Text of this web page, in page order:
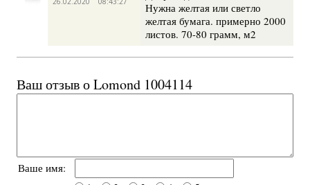
Нужна желтая или светло
желтая бумага. примерно 2000
листов. 70-80 грамм, м2
Ваш отзыв о Lomond 1004114
Ваше имя: